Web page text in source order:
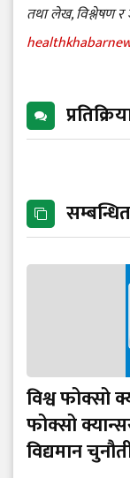
तथा लेख, विश्लेषण र
विश्व फोक्सो
फोक्सो
विद्यमान